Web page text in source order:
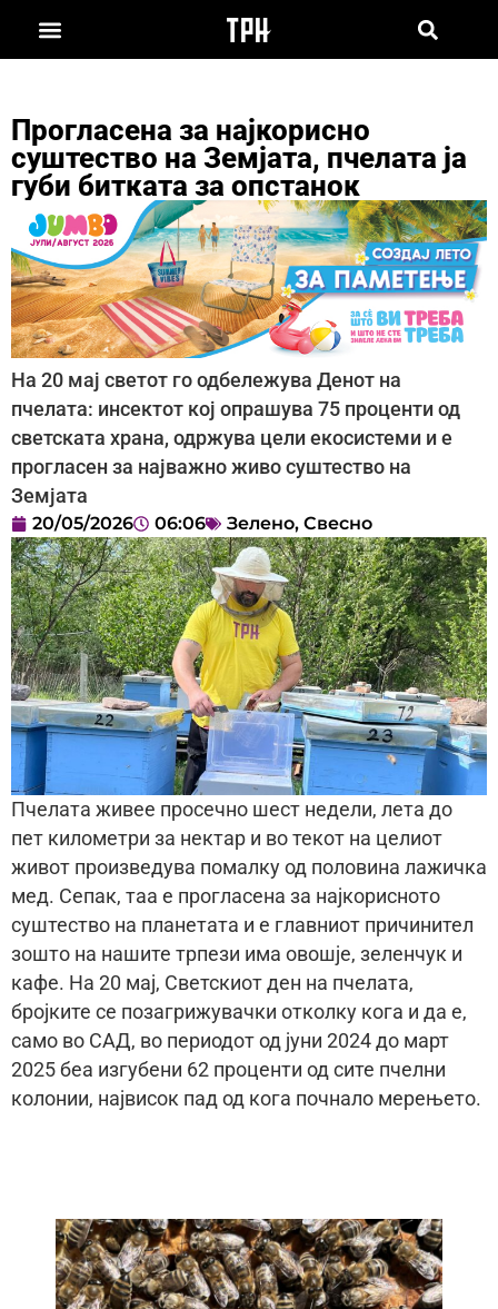
Прогласена за најкорисно
суштество на Земјата, пчелата ја
губи битката за опстанок
На 20 мај светот го одбележува Денот на
пчелата: инсектот кој опрашува 75 проценти од
светската храна, одржува цели екосистеми и е
прогласен за најважно живо суштество на
Земјата
20/05/2026 06:06 Зелено, Свесно
Пчелата живее просечно шест недели, лета до
пет километри за нектар и во текот на целиот
живот произведува помалку од половина лажичка
мед. Сепак, таа е прогласена за најкорисното
суштество на планетата и е главниот причинител
зошто на нашите трпези има овошје, зеленчук и
кафе. На 20 мај, Светскиот ден на пчелата,
бројките се позагрижувачки отколку кога и да е,
само во САД, во периодот од јуни 2024 до март
2025 беа изгубени 62 проценти од сите пчелни
колонии, највисок пад од кога почнало мерењето.